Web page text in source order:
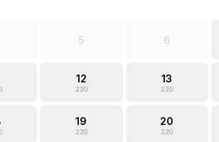
5 6
12
220
13
220
19
220
20
220